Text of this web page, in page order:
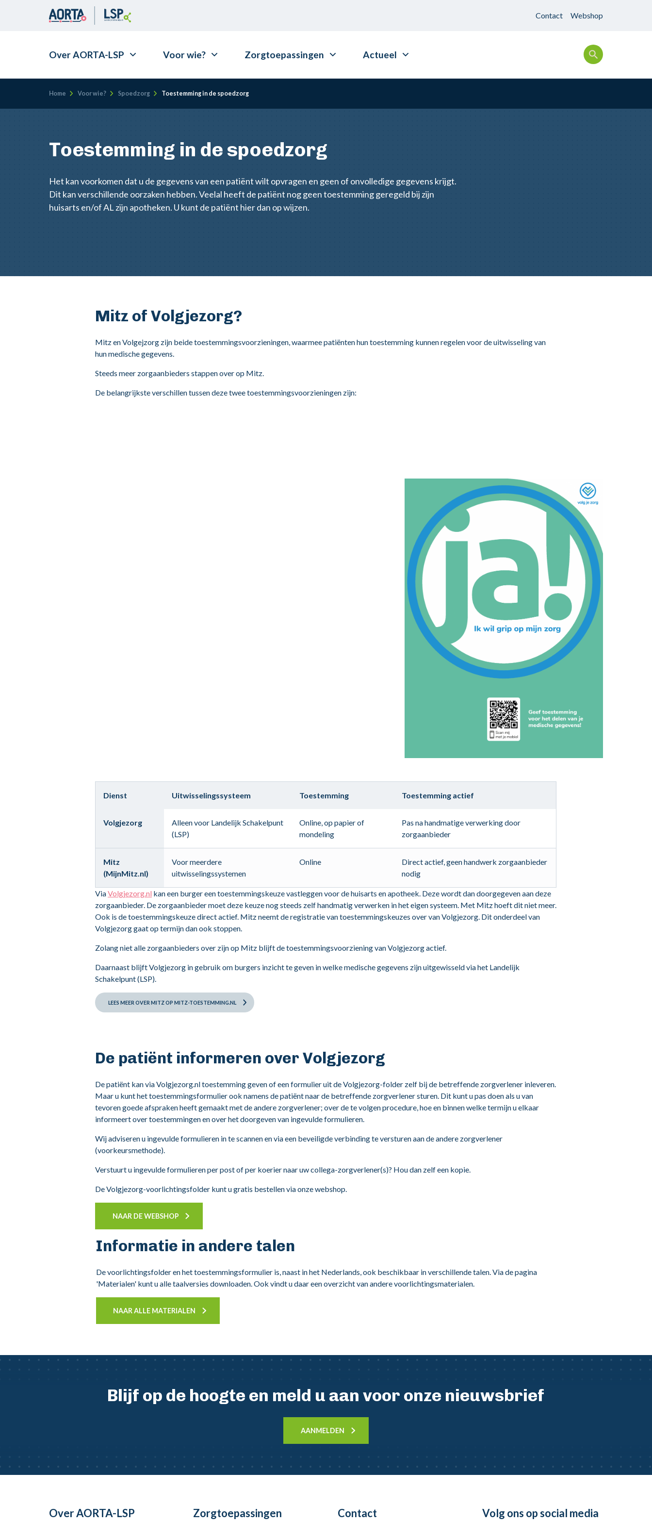
Contact Webshop
Over AORTA-LSP Voor wie? Zorgtoepassingen Actueel
Kruimelpad
Home Voor wie? Spoedzorg Toestemming in de spoedzorg
Toestemming in de spoedzorg
Het kan voorkomen dat u de gegevens van een patiënt wilt opvragen en geen of onvolledige gegevens krijgt.
Dit kan verschillende oorzaken hebben. Veelal heeft de patiënt nog geen toestemming geregeld bij zijn
huisarts en/of AL zijn apotheken. U kunt de patiënt hier dan op wijzen.
Mitz of Volgjezorg?
Mitz en Volgejzorg zijn beide toestemmingsvoorzieningen, waarmee patiënten hun toestemming kunnen regelen voor de uitwisseling van
hun medische gegevens.
Steeds meer zorgaanbieders stappen over op Mitz.
De belangrijkste verschillen tussen deze twee toestemmingsvoorzieningen zijn:
Dienst Uitwisselingssysteem Toestemming Toestemming actief
Volgjezorg
Alleen voor Landelijk Schakelpunt
(LSP)
Online, op papier of
mondeling
Pas na handmatige verwerking door
zorgaanbieder
Mitz
(MijnMitz.nl)
Voor meerdere
uitwisselingssystemen
Online
Direct actief, geen handwerk zorgaanbieder
nodig
ViaVolgjezorg.nl kan een burger een toestemmingskeuze vastleggen voor de huisarts en apotheek. Deze wordt dan doorgegeven aan deze
zorgaanbieder. De zorgaanbieder moet deze keuze nog steeds zelf handmatig verwerken in het eigen systeem. Met Mitz hoeft dit niet meer.
Ook is de toestemmingskeuze direct actief. Mitz neemt de registratie van toestemmingskeuzes over van Volgjezorg. Dit onderdeel van
Volgjezorg gaat op termijn dan ook stoppen.
Zolang niet alle zorgaanbieders over zijn op Mitz blijft de toestemmingsvoorziening van Volgjezorg actief.
Daarnaast blijft Volgjezorg in gebruik om burgers inzicht te geven in welke medische gegevens zijn uitgewisseld via het Landelijk
Schakelpunt (LSP).
LEES MEER OVER MITZ OP MITZ-TOESTEMMING.NL
De patiënt informeren over Volgjezorg
De patiënt kan via Volgjezorg.nl toestemming geven of een formulier uit de Volgjezorg-folder zelf bij de betreffende zorgverlener inleveren.
Maar u kunt het toestemmingsformulier ook namens de patiënt naar de betreffende zorgverlener sturen. Dit kunt u pas doen als u van
tevoren goede afspraken heeft gemaakt met de andere zorgverlener; over de te volgen procedure, hoe en binnen welke termijn u elkaar
informeert over toestemmingen en over het doorgeven van ingevulde formulieren.
Wij adviseren u ingevulde formulieren in te scannen en via een beveiligde verbinding te versturen aan de andere zorgverlener
(voorkeursmethode).
Verstuurt u ingevulde formulieren per post of per koerier naar uw collega-zorgverlener(s)? Hou dan zelf een kopie.
De Volgjezorg-voorlichtingsfolder kunt u gratis bestellen via onze webshop.
NAAR DE WEBSHOP
Informatie in andere talen
De voorlichtingsfolder en het toestemmingsformulier is, naast in het Nederlands, ook beschikbaar in verschillende talen. Via de pagina
'Materialen' kunt u alle taalversies downloaden. Ook vindt u daar een overzicht van andere voorlichtingsmaterialen.
NAAR ALLE MATERIALEN
Blijf op de hoogte en meld u aan voor onze nieuwsbrief
AANMELDEN
Over AORTA-LSP Zorgtoepassingen Contact Volg ons op social media